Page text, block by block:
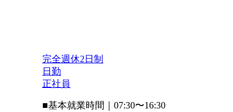
完全週休2日制
日勤
正社員
■基本就業時間｜07:30〜16:30